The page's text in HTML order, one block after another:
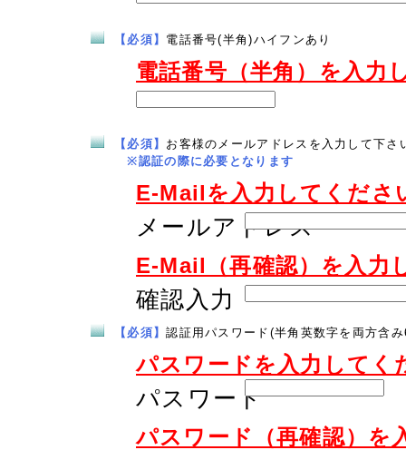
【必須】 電話番号(半角)ハイフンあり
電話番号（半角）を入力
【必須】 お客様のメールアドレスを入力して下さ
※認証の際に必要となります
E-Mailを入力してくださ
メールアドレス
E-Mail（再確認）を入力
確認入力
【必須】認証用パスワード(半角英数字を両方含
パスワードを入力してく
パスワード
パスワード（再確認）を